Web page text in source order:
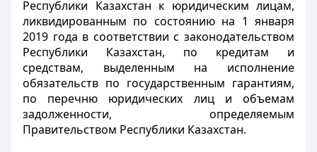
Республики Казахстан к юридическим лицам,
ликвидированным по состоянию на 1 января
2019 года в соответствии с законодательством
Республики Казахстан, по кредитам и
средствам, выделенным на исполнение
обязательств по государственным гарантиям,
по перечню юридических лиц и объемам
задолженности, определяемым
Правительством Республики Казахстан.